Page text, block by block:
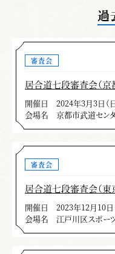
る様になっている
六本目・諸手突き
に振りかぶりが出
付が遅い。動作は
対敵行為だとどう
八本目・顔面当て
いない。切先が上
九本目・添え手突き
上体が右に開く。
そまえに右こぶし
十本目・四方切り
足捌きが正面に向
過
審査会
居合道七段審査会（京
開催日
2024年3月3日（
会場名
京都市武道セン
審査会
居合道七段審査会（東
開催日
2023年12月10日
会場名
江戸川区スポー